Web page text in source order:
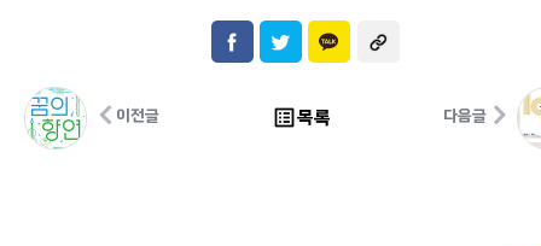
이전글 list_alt 목록 다음글